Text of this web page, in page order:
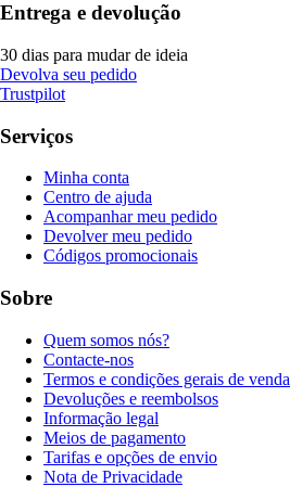
Entrega e devolução
30 dias para mudar de ideia
Devolva seu pedido
Trustpilot
Serviços
Minha conta
Centro de ajuda
Acompanhar meu pedido
Devolver meu pedido
Códigos promocionais
Sobre
Quem somos nós?
Contacte-nos
Termos e condições gerais de venda
Devoluções e reembolsos
Informação legal
Meios de pagamento
Tarifas e opções de envio
Nota de Privacidade